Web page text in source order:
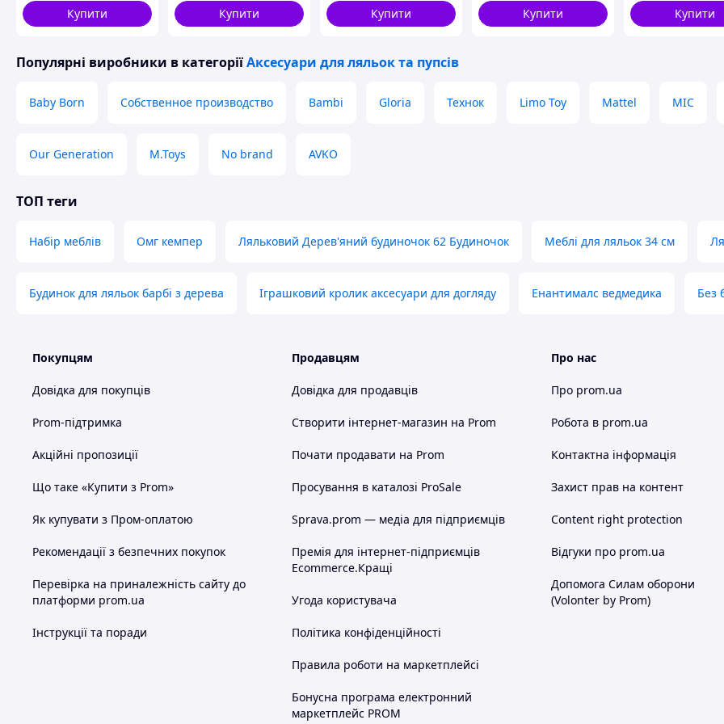
Купити
MOD58LКупити Купити
Купити
Купити
Популярні виробники в категоріїАксесуари для ляльок та пупсів
Baby Born Собственное производство Bambi Gloria Технок Limo Toy Mattel MIC
Our Generation M.Toys No brand AVKO
ТОП теги
Набір меблів Омг кемпер Ляльковий Дерев'яний будиночок 62 Будиночок Меблі для ляльок 34 см
Будинок для ляльок барбі з дерева Іграшковий кролик аксесуари для догляду Енантималс ведмедика Без
Покупцям
Довідка для покупців
Prom-підтримка
Акційні пропозиції
Що таке «Купити з Prom»
Як купувати з Пром-оплатою
Рекомендації з безпечних покупок
Перевірка на приналежність сайту до
платформи prom.ua
Інструкції та поради
Продавцям
Довідка для продавців
Створити інтернет-магазин на Prom
Почати продавати на Prom
Просування в каталозі ProSale
Sprava.prom — медіа для підприємців
Премія для інтернет-підприємців
Ecommerce.Кращі
Угода користувача
Політика конфіденційності
Правила роботи на маркетплейсі
Бонусна програма електронний
маркетплейс PROM
Про нас
Про prom.ua
Робота в prom.ua
Контактна інформація
Захист прав на контент
Content right protection
Відгуки про prom.ua
Допомога Силам оборони
(Volonter by Prom)